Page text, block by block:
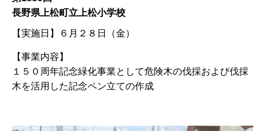
長野県上松町立上松小学校
【実施日】 ６月２８日（金）
【事業内容】
１５０周年記念緑化事業として危険木の伐採および伐採
木を活用した記念ペン立ての作成